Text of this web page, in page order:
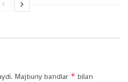
Majburiy bandlar * bilan